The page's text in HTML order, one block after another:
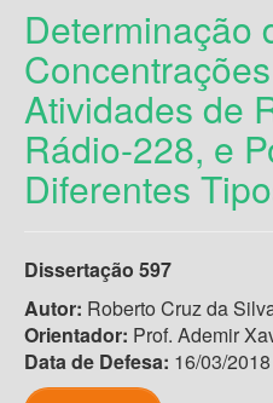
Determinação
Atividades de
Rádio-228, e
Diferentes
Dissertação 597
Autor: Roberto Cruz da
Orientador: Prof. Ademir
Data de Defesa: 16/03/2018